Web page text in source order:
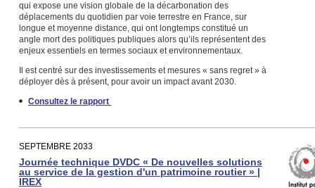
qui expose une vision globale de la décarbonation des
déplacements du quotidien par voie terrestre en France, sur
longue et moyenne distance, qui ont longtemps constitué un
angle mort des politiques publiques alors qu’ils représentent des
enjeux essentiels en termes sociaux et environnementaux.
Il est centré sur des investissements et mesures « sans regret » à
déployer dès à présent, pour avoir un impact avant 2030.
Consultez le rapport
SEPTEMBRE 2033
Journée technique DVDC « De nouvelles solutions
au service de la gestion d'un patrimoine routier » |
IREX